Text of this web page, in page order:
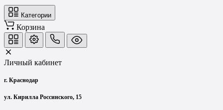
Категории
Корзина
Личный кабинет
г. Краснодар
ул. Кирилла Россинского, 15